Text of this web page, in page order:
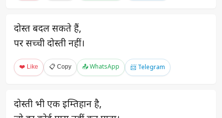
दोस्त बदल सकते हैं,
पर सच्ची दोस्ती नहीं।
❤️ Like 📋 Copy 📤 WhatsApp 📨 Telegram
दोस्ती भी एक इम्तिहान है,